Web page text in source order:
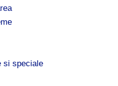
si speciale